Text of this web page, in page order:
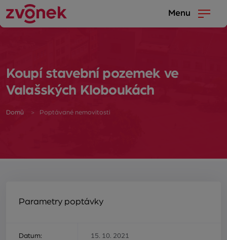
Menu
Koupí stavební pozemek ve
Valašských Kloboukách
Domů Poptávané nemovitosti
Parametry poptávky
Datum: 15. 10. 2021